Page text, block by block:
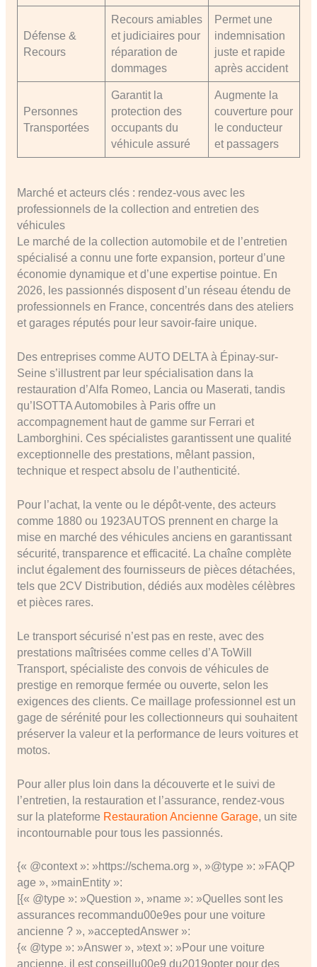
Défense &
Recours
Recours amiables
et judiciaires pour
réparation de
dommages
Permet une
indemnisation
juste et rapide
après accident
Personnes
Transportées
Garantit la
protection des
occupants du
véhicule assuré
Augmente la
couverture pour
le conducteur
et passagers
Marché et acteurs clés : rendez-vous avec les
professionnels de la collection and entretien des
véhicules
Le marché de la collection automobile et de l’entretien
spécialisé a connu une forte expansion, porteur d’une
économie dynamique et d’une expertise pointue. En
2026, les passionnés disposent d’un réseau étendu de
professionnels en France, concentrés dans des ateliers
et garages réputés pour leur savoir-faire unique.
Des entreprises comme AUTO DELTA à Épinay-sur-
Seine s’illustrent par leur spécialisation dans la
restauration d’Alfa Romeo, Lancia ou Maserati, tandis
qu’ISOTTA Automobiles à Paris offre un
accompagnement haut de gamme sur Ferrari et
Lamborghini. Ces spécialistes garantissent une qualité
exceptionnelle des prestations, mêlant passion,
technique et respect absolu de l’authenticité.
Pour l’achat, la vente ou le dépôt-vente, des acteurs
comme 1880 ou 1923AUTOS prennent en charge la
mise en marché des véhicules anciens en garantissant
sécurité, transparence et efficacité. La chaîne complète
inclut également des fournisseurs de pièces détachées,
tels que 2CV Distribution, dédiés aux modèles célèbres
et pièces rares.
Le transport sécurisé n’est pas en reste, avec des
prestations maîtrisées comme celles d’A ToWill
Transport, spécialiste des convois de véhicules de
prestige en remorque fermée ou ouverte, selon les
exigences des clients. Ce maillage professionnel est un
gage de sérénité pour les collectionneurs qui souhaitent
préserver la valeur et la performance de leurs voitures et
motos.
Pour aller plus loin dans la découverte et le suivi de
l’entretien, la restauration et l’assurance, rendez-vous
sur la plateforme Restauration Ancienne Garage, un site
incontournable pour tous les passionnés.
{« @context »: »https://schema.org », »@type »: »FAQP
age », »mainEntity »:
[{« @type »: »Question », »name »: »Quelles sont les
assurances recommandu00e9es pour une voiture
ancienne ? », »acceptedAnswer »:
{« @type »: »Answer », »text »: »Pour une voiture
ancienne, il est conseillu00e9 du2019opter pour des